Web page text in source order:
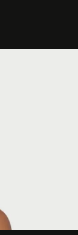
Aircross a